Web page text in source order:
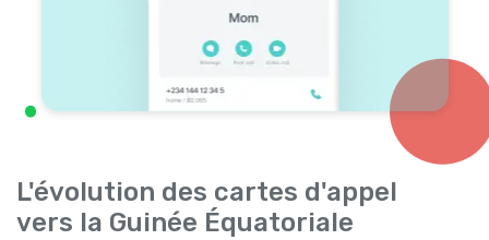
L'évolution des cartes d'appel
vers la Guinée Équatoriale